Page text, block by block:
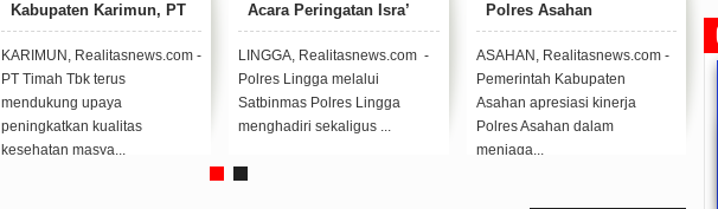
Kabupaten Karimun, PT
Timah Tbk Kerap Berikan
Layanan Kesehatan Gratis
KARIMUN, Realitasnews.com -
PT Timah Tbk terus
mendukung upaya
peningkatkan kualitas
kesehatan masya...
Acara Peringatan Isra’
Mi’raj di SMPN 1 Singkep
Pesisir
LINGGA, Realitasnews.com -
Polres Lingga melalui
Satbinmas Polres Lingga
menghadiri sekaligus ...
Polres Asahan
ASAHAN, Realitasnews.com -
Pemerintah Kabupaten
Asahan apresiasi kinerja
Polres Asahan dalam
menjaga...